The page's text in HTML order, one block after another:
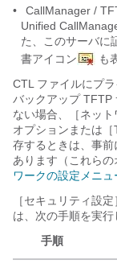
•
CallManager /
Unified
た、このサーバに
書アイコン
も
CTL ファイルにプ
バックアップ TFTP
ない場合、［ネット
オプションまたは
存するときは、事前
あります（これらの
ワークの設定メニュ
［セキュリティ設
は、次の手順を実行
手順